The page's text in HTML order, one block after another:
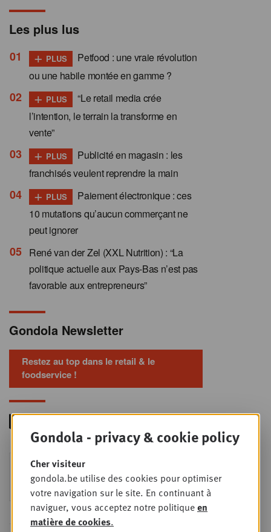
Les plus lus
+ PLUS
Petfood : une vraie révolution
ou une habile montée en gamme ?
+ PLUS
“Le retail media crée
l’intention, le terrain la transforme en
vente”
+ PLUS
Publicité en magasin : les
franchisés veulent reprendre la main
+ PLUS
Paiement électronique : ces
10 mutations qu’aucun commerçant ne
peut ignorer
René van der Zel (XXL Nutrition) : “La
politique actuelle aux Pays-Bas n’est pas
favorable aux entrepreneurs”
Gondola Newsletter
Restez au top dans le retail & le
foodservice !
MER
9
Foodservice - Joint
business planning
Intro to Negotiation: Succes aan de
onderhandelingstafel is geen toeval!
Gondola - privacy & cookie policy
Cher visiteur
gondola.be utilise des cookies pour optimiser
votre navigation sur le site. En continuant à
naviguer, vous acceptez notre politiqueen
matière de cookies.